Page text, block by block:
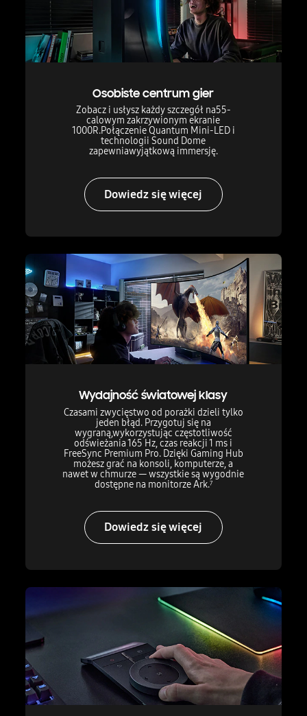
Osobiste centrum gier
Zobacz i usłysz każdy szczegół na55-
calowym zakrzywionym ekranie
1000R.Połączenie Quantum Mini-LED i
technologii Sound Dome
zapewniawyjątkową immersję.
Dowiedz się więcej
Wydajność światowej klasy
Czasami zwycięstwo od porażki dzieli tylko
jeden błąd. Przygotuj się na
wygraną,wykorzystując częstotliwość
odświeżania 165 Hz, czas reakcji 1 ms i
FreeSync Premium Pro. Dzięki Gaming Hub
możesz grać na konsoli, komputerze, a
nawet w chmurze — wszystkie są wygodnie
dostępne na monitorze Ark.7
Dowiedz się więcej